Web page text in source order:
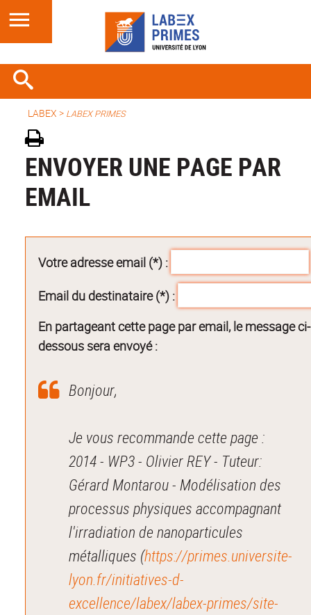
LABEX > LABEX PRIMES
ENVOYER UNE PAGE PAR
EMAIL
Votre adresse email (*) :
Email du destinataire (*) :
En partageant cette page par email, le message ci-
dessous sera envoyé :
Bonjour,
Je vous recommande cette page :
2014 - WP3 - Olivier REY - Tuteur:
Gérard Montarou - Modélisation des
processus physiques accompagnant
l'irradiation de nanoparticules
métalliques (https://primes.universite-
lyon.fr/initiatives-d-
excellence/labex/labex-primes/site-